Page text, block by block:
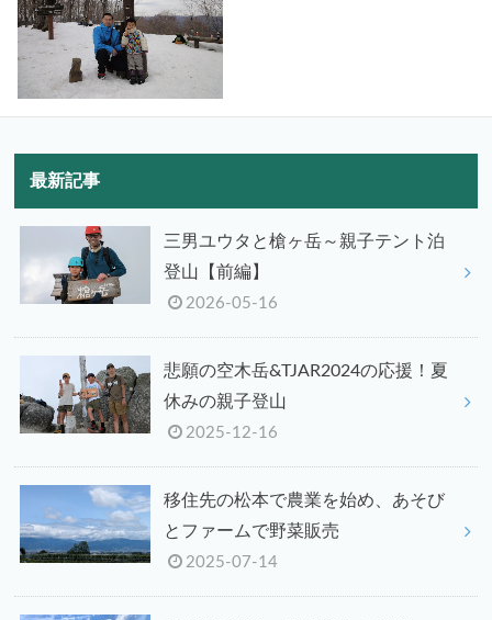
最新記事
三男ユウタと槍ヶ岳～親子テント泊
登山【前編】
2026-05-16
悲願の空木岳&TJAR2024の応援！夏
休みの親子登山
2025-12-16
移住先の松本で農業を始め、あそび
とファームで野菜販売
2025-07-14